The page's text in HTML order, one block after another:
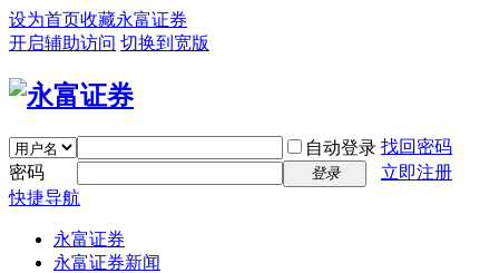
设为首页收藏永富证券
开启辅助访问 切换到宽版
自动登录 找回密码
密码
登录
立即注册
快捷导航
永富证券
永富证券新闻